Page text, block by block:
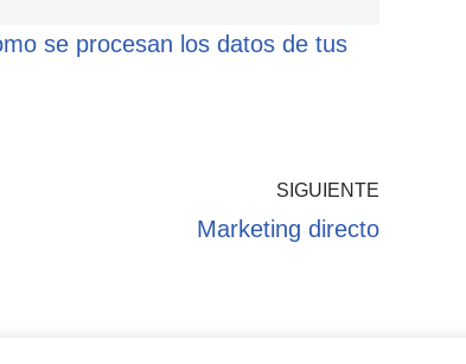
se procesan los datos de tus
SIGUIENTE
Marketing directo